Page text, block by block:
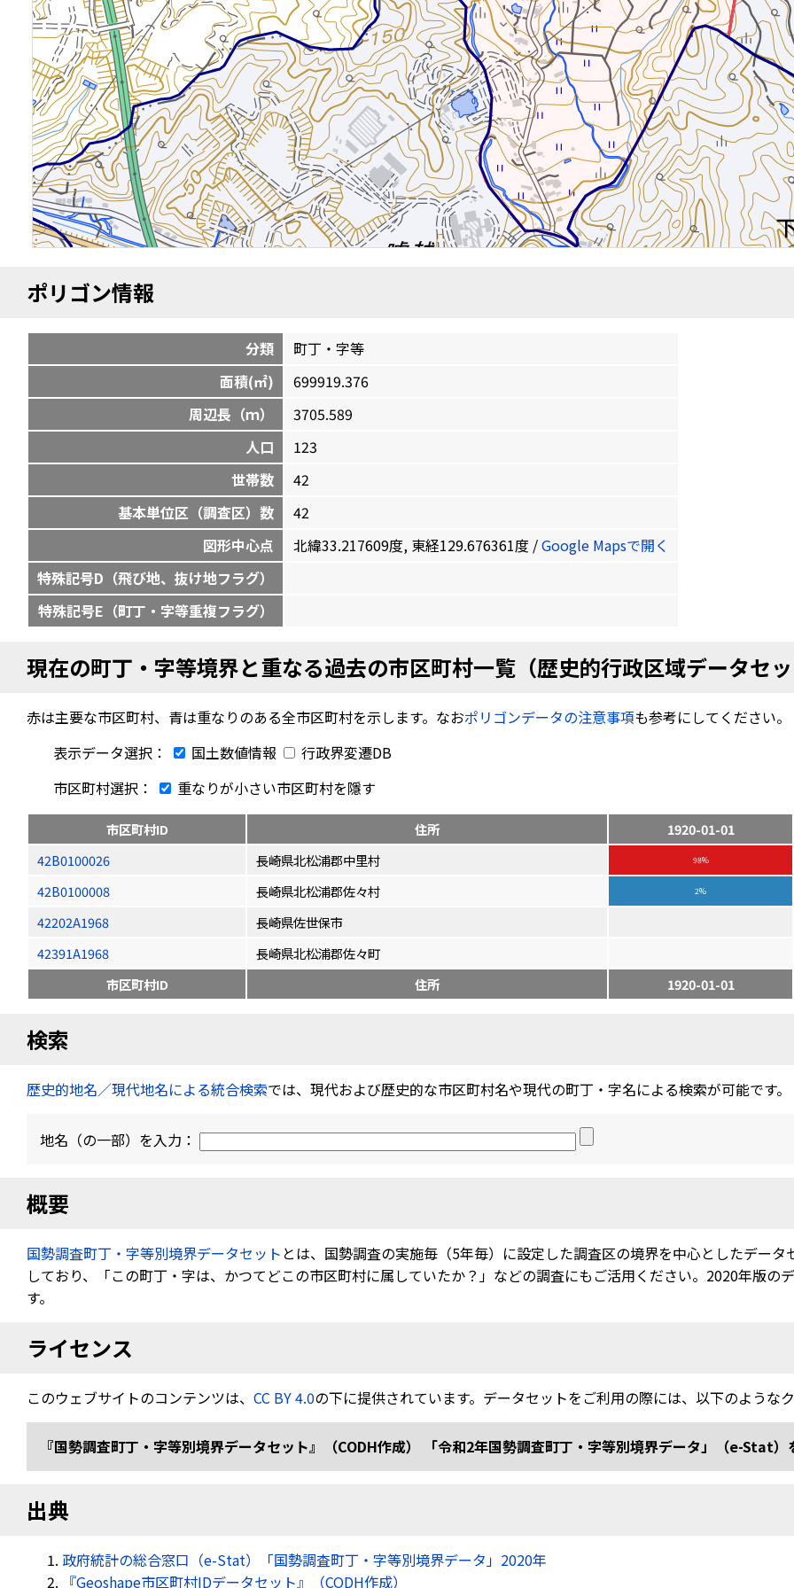
ポリゴン情報
分類
町丁・字等
面積(㎡)
699919.376
周辺長（ｍ）
3705.589
人口
123
世帯数
42
基本単位区（調査区）数
42
図形中心点
北緯33.217609度, 東経129.676361度 /Google Mapsで開く
特殊記号D（飛び地、抜け地フラグ）
特殊記号E（町丁・字等重複フラグ）
現在の町丁・字等境界と重なる過去の市区町村一覧（歴史的行政区域データセ
赤は主要な市区町村、青は重なりのある全市区町村を示します。なおポリゴンデータの注意事項も参考にしてください。
表示データ選択：
国土数値情報
行政界変遷DB
市区町村選択：
重なりが小さい市区町村を隱す
市区町村ID 住所
1920-01-01
42B0100026
長崎県北松浦郡中里村 98%
42B0100008 長崎県北松浦郡佐々村 2%
42202A1968
長崎県佐世保市
42391A1968
長崎県北松浦郡佐々町
市区町村ID
住所 1920-01-01
検索
歴史的地名／現代地名による統合検索では、現代および歴史的な市区町村名や現代の町丁・字名による検索が可能です。
地名（の一部）を入力：
概要
国勢調査町丁・字等別境界データセット とは、国勢調査の実施毎（5年毎）に設定した調査区の境界を中心としたデータ
しており、「この町丁・字は、かつてどこの市区町村に属していたか？」などの調査にもご活用ください。2020年版
す。
ライセンス
このウェブサイトのコンテンツは、 CC BY 4.0の下に提供されています。データセットをご利用の際には、以下のような
『国勢調査町丁・字等別境界データセット』（CODH作成） 「令和2年国勢調査町丁・字等別境界データ」（e-Stat
出典
政府統計の総合窓口（e-Stat）「国勢調査町丁・字等別境界データ」2020年
『Geoshape市区町村IDデータセット』（CODH作成）